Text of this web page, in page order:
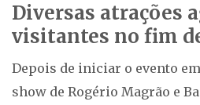
Diversas atrações
visitantes no fim
Depois de iniciar o evento
show de Rogério Magrão e